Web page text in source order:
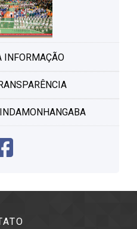
INFORMAÇÃO